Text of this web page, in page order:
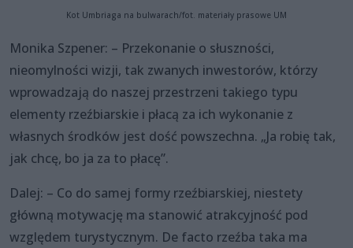
Kot Umbriaga na bulwarach/fot. materiały prasowe UM
Monika Szpener: – Przekonanie o słuszności,
nieomylności wizji, tak zwanych inwestorów, którzy
wprowadzają do naszej przestrzeni takiego typu
elementy rzeźbiarskie i płacą za ich wykonanie z
własnych środków jest dość powszechna. „Ja robię tak,
jak chcę, bo ja za to płacę”.
Dalej: – Co do samej formy rzeźbiarskiej, niestety
główną motywację ma stanowić atrakcyjność pod
względem turystycznym. De facto rzeźba taka ma